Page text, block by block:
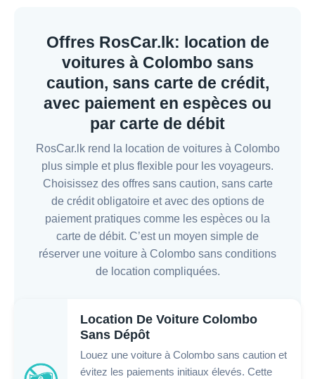
Offres RosCar.lk: location de
voitures à Colombo sans
caution, sans carte de crédit,
avec paiement en espèces ou
par carte de débit
RosCar.lk rend la location de voitures à Colombo
plus simple et plus flexible pour les voyageurs.
Choisissez des offres sans caution, sans carte
de crédit obligatoire et avec des options de
paiement pratiques comme les espèces ou la
carte de débit. C’est un moyen simple de
réserver une voiture à Colombo sans conditions
de location compliquées.
Location De Voiture Colombo
Sans Dépôt
Louez une voiture à Colombo sans caution et
évitez les paiements initiaux élevés. Cette